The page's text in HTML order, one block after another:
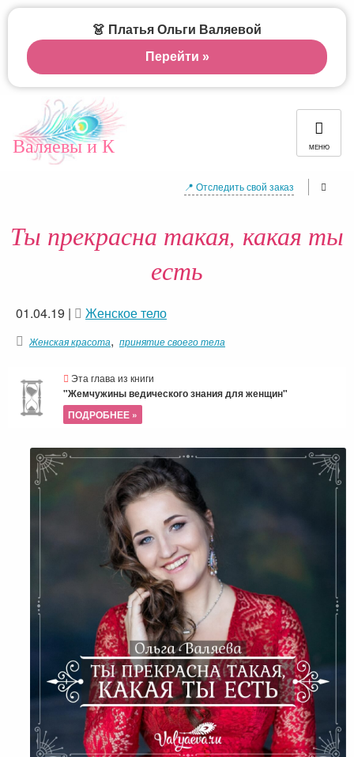
Валяевы и К МЕНЮ
📍 Отследить свой заказ
Ты прекрасна такая, какая ты
есть
01.04.19 | Женское тело
Женская красота, принятие своего тела
Эта глава из книги
"Жемчужины ведического знания для женщин"
ПОДРОБНЕЕ »
👗 Платья Ольги Валяевой
Перейти »